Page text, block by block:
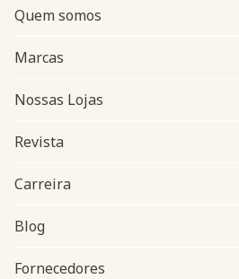
Navegação do rodapé
Quem somos
Marcas
Nossas Lojas
Revista
Carreira
Blog
Fornecedores